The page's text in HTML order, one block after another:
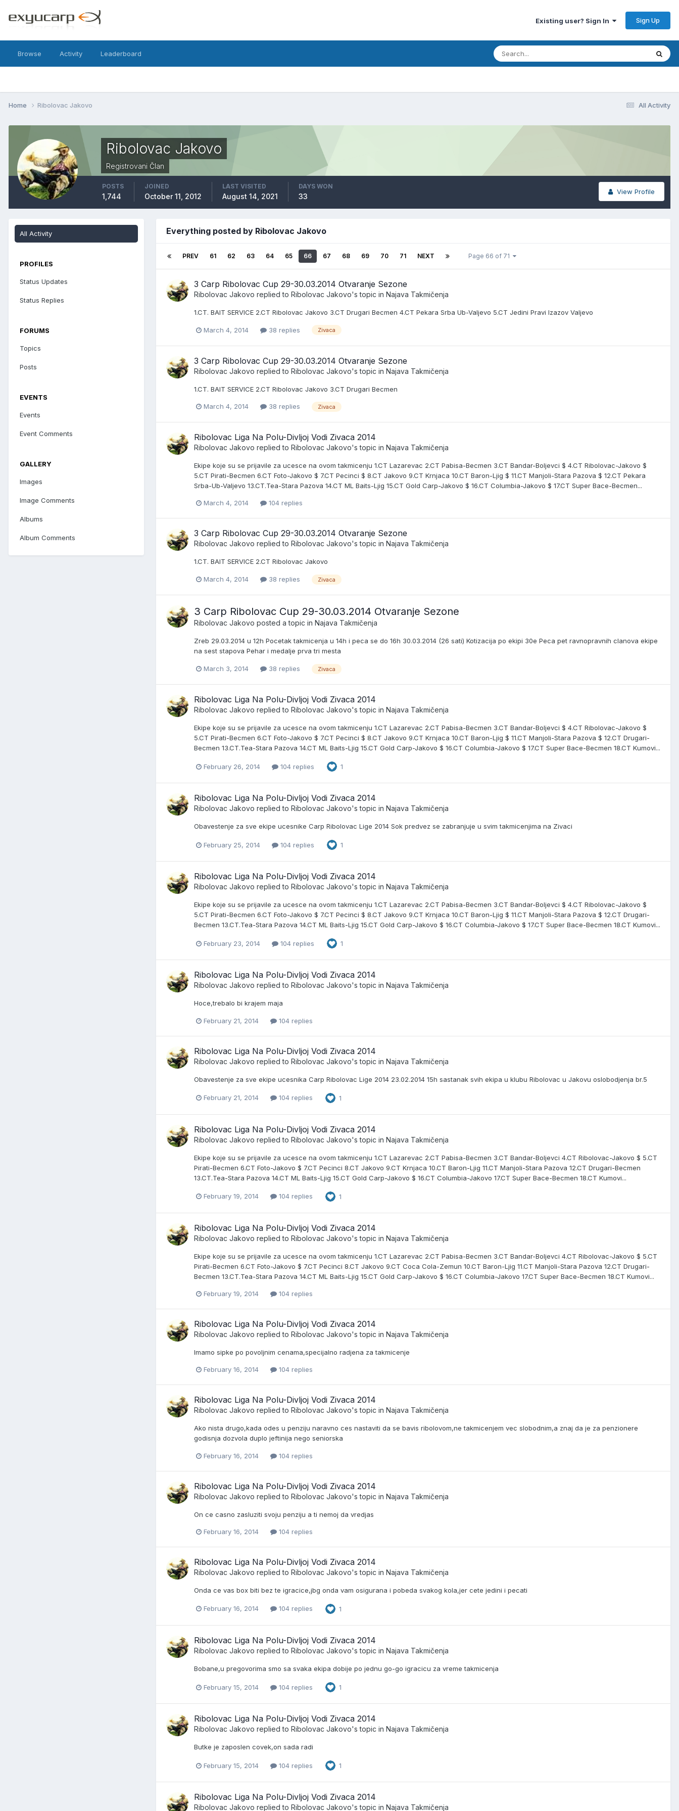
Existing user? Sign In Sign Up
Browse Activity Leaderboard
All Activity
Home Ribolovac Jakovo
Ribolovac Jakovo
Registrovani Član
View Profile
POSTS
1,744
JOINED
October 11, 2012
LAST VISITED
August 14, 2021
DAYS WON
33
All Activity
PROFILES
Status Updates
Status Replies
FORUMS
Topics
Posts
EVENTS
Events
Event Comments
GALLERY
Images
Image Comments
Albums
Album Comments
Everything posted by Ribolovac Jakovo
PREV 61 62 63 64 65 66 67 68 69 70 71 NEXT Page 66 of 71
3 Carp Ribolovac Cup 29-30.03.2014 Otvaranje Sezone
Ribolovac Jakovo replied to Ribolovac Jakovo's topic in Najava Takmičenja
1.CT. BAIT SERVICE 2.CT Ribolovac Jakovo 3.CT Drugari Becmen 4.CT Pekara Srba Ub-Valjevo 5.CT Jedini Pravi Izazov Valjevo
March 4, 2014 38 replies Zivaca
3 Carp Ribolovac Cup 29-30.03.2014 Otvaranje Sezone
Ribolovac Jakovo replied to Ribolovac Jakovo's topic in Najava Takmičenja
1.CT. BAIT SERVICE 2.CT Ribolovac Jakovo 3.CT Drugari Becmen
March 4, 2014 38 replies Zivaca
Ribolovac Liga Na Polu-Divljoj Vodi Zivaca 2014
Ribolovac Jakovo replied to Ribolovac Jakovo's topic in Najava Takmičenja
Ekipe koje su se prijavile za ucesce na ovom takmicenju 1.CT Lazarevac 2.CT Pabisa-Becmen 3.CT Bandar-Boljevci $ 4.CT Ribolovac-Jakovo $
5.CT Pirati-Becmen 6.CT Foto-Jakovo $ 7.CT Pecinci $ 8.CT Jakovo 9.CT Krnjaca 10.CT Baron-Ljig $ 11.CT Manjoli-Stara Pazova $ 12.CT Pekara
Srba-Ub-Valjevo 13.CT.Tea-Stara Pazova 14.CT ML Baits-Ljig 15.CT Gold Carp-Jakovo $ 16.CT Columbia-Jakovo $ 17.CT Super Bace-Becmen...
March 4, 2014 104 replies
3 Carp Ribolovac Cup 29-30.03.2014 Otvaranje Sezone
Ribolovac Jakovo replied to Ribolovac Jakovo's topic in Najava Takmičenja
1.CT. BAIT SERVICE 2.CT Ribolovac Jakovo
March 4, 2014 38 replies Zivaca
3 Carp Ribolovac Cup 29-30.03.2014 Otvaranje Sezone
Ribolovac Jakovo posted a topic in Najava Takmičenja
Zreb 29.03.2014 u 12h Pocetak takmicenja u 14h i peca se do 16h 30.03.2014 (26 sati) Kotizacija po ekipi 30e Peca pet ravnopravnih clanova ekipe
na sest stapova Pehar i medalje prva tri mesta
March 3, 2014 38 replies Zivaca
Ribolovac Liga Na Polu-Divljoj Vodi Zivaca 2014
Ribolovac Jakovo replied to Ribolovac Jakovo's topic in Najava Takmičenja
Ekipe koje su se prijavile za ucesce na ovom takmicenju 1.CT Lazarevac 2.CT Pabisa-Becmen 3.CT Bandar-Boljevci $ 4.CT Ribolovac-Jakovo $
5.CT Pirati-Becmen 6.CT Foto-Jakovo $ 7.CT Pecinci $ 8.CT Jakovo 9.CT Krnjaca 10.CT Baron-Ljig $ 11.CT Manjoli-Stara Pazova $ 12.CT Drugari-
Becmen 13.CT.Tea-Stara Pazova 14.CT ML Baits-Ljig 15.CT Gold Carp-Jakovo $ 16.CT Columbia-Jakovo $ 17.CT Super Bace-Becmen 18.CT Kumovi...
February 26, 2014 104 replies 1
Ribolovac Liga Na Polu-Divljoj Vodi Zivaca 2014
Ribolovac Jakovo replied to Ribolovac Jakovo's topic in Najava Takmičenja
Obavestenje za sve ekipe ucesnike Carp Ribolovac Lige 2014 Sok predvez se zabranjuje u svim takmicenjima na Zivaci
February 25, 2014 104 replies 1
Ribolovac Liga Na Polu-Divljoj Vodi Zivaca 2014
Ribolovac Jakovo replied to Ribolovac Jakovo's topic in Najava Takmičenja
Ekipe koje su se prijavile za ucesce na ovom takmicenju 1.CT Lazarevac 2.CT Pabisa-Becmen 3.CT Bandar-Boljevci $ 4.CT Ribolovac-Jakovo $
5.CT Pirati-Becmen 6.CT Foto-Jakovo $ 7.CT Pecinci $ 8.CT Jakovo 9.CT Krnjaca 10.CT Baron-Ljig $ 11.CT Manjoli-Stara Pazova $ 12.CT Drugari-
Becmen 13.CT.Tea-Stara Pazova 14.CT ML Baits-Ljig 15.CT Gold Carp-Jakovo $ 16.CT Columbia-Jakovo $ 17.CT Super Bace-Becmen 18.CT Kumovi...
February 23, 2014 104 replies 1
Ribolovac Liga Na Polu-Divljoj Vodi Zivaca 2014
Ribolovac Jakovo replied to Ribolovac Jakovo's topic in Najava Takmičenja
Hoce,trebalo bi krajem maja
February 21, 2014 104 replies
Ribolovac Liga Na Polu-Divljoj Vodi Zivaca 2014
Ribolovac Jakovo replied to Ribolovac Jakovo's topic in Najava Takmičenja
Obavestenje za sve ekipe ucesnika Carp Ribolovac Lige 2014 23.02.2014 15h sastanak svih ekipa u klubu Ribolovac u Jakovu oslobodjenja br.5
February 21, 2014 104 replies 1
Ribolovac Liga Na Polu-Divljoj Vodi Zivaca 2014
Ribolovac Jakovo replied to Ribolovac Jakovo's topic in Najava Takmičenja
Ekipe koje su se prijavile za ucesce na ovom takmicenju 1.CT Lazarevac 2.CT Pabisa-Becmen 3.CT Bandar-Boljevci 4.CT Ribolovac-Jakovo $ 5.CT
Pirati-Becmen 6.CT Foto-Jakovo $ 7.CT Pecinci 8.CT Jakovo 9.CT Krnjaca 10.CT Baron-Ljig 11.CT Manjoli-Stara Pazova 12.CT Drugari-Becmen
13.CT.Tea-Stara Pazova 14.CT ML Baits-Ljig 15.CT Gold Carp-Jakovo $ 16.CT Columbia-Jakovo 17.CT Super Bace-Becmen 18.CT Kumovi...
February 19, 2014 104 replies 1
Ribolovac Liga Na Polu-Divljoj Vodi Zivaca 2014
Ribolovac Jakovo replied to Ribolovac Jakovo's topic in Najava Takmičenja
Ekipe koje su se prijavile za ucesce na ovom takmicenju 1.CT Lazarevac 2.CT Pabisa-Becmen 3.CT Bandar-Boljevci 4.CT Ribolovac-Jakovo $ 5.CT
Pirati-Becmen 6.CT Foto-Jakovo $ 7.CT Pecinci 8.CT Jakovo 9.CT Coca Cola-Zemun 10.CT Baron-Ljig 11.CT Manjoli-Stara Pazova 12.CT Drugari-
Becmen 13.CT.Tea-Stara Pazova 14.CT ML Baits-Ljig 15.CT Gold Carp-Jakovo $ 16.CT Columbia-Jakovo 17.CT Super Bace-Becmen 18.CT Kumovi...
February 19, 2014 104 replies
Ribolovac Liga Na Polu-Divljoj Vodi Zivaca 2014
Ribolovac Jakovo replied to Ribolovac Jakovo's topic in Najava Takmičenja
Imamo sipke po povoljnim cenama,specijalno radjena za takmicenje
February 16, 2014 104 replies
Ribolovac Liga Na Polu-Divljoj Vodi Zivaca 2014
Ribolovac Jakovo replied to Ribolovac Jakovo's topic in Najava Takmičenja
Ako nista drugo,kada odes u penziju naravno ces nastaviti da se bavis ribolovom,ne takmicenjem vec slobodnim,a znaj da je za penzionere
godisnja dozvola duplo jeftinija nego seniorska
February 16, 2014 104 replies
Ribolovac Liga Na Polu-Divljoj Vodi Zivaca 2014
Ribolovac Jakovo replied to Ribolovac Jakovo's topic in Najava Takmičenja
On ce casno zasluziti svoju penziju a ti nemoj da vredjas
February 16, 2014 104 replies
Ribolovac Liga Na Polu-Divljoj Vodi Zivaca 2014
Ribolovac Jakovo replied to Ribolovac Jakovo's topic in Najava Takmičenja
Onda ce vas box biti bez te igracice,jbg onda vam osigurana i pobeda svakog kola,jer cete jedini i pecati
February 16, 2014 104 replies 1
Ribolovac Liga Na Polu-Divljoj Vodi Zivaca 2014
Ribolovac Jakovo replied to Ribolovac Jakovo's topic in Najava Takmičenja
Bobane,u pregovorima smo sa svaka ekipa dobije po jednu go-go igracicu za vreme takmicenja
February 15, 2014 104 replies 1
Ribolovac Liga Na Polu-Divljoj Vodi Zivaca 2014
Ribolovac Jakovo replied to Ribolovac Jakovo's topic in Najava Takmičenja
Butke je zaposlen covek,on sada radi
February 15, 2014 104 replies 1
Ribolovac Liga Na Polu-Divljoj Vodi Zivaca 2014
Ribolovac Jakovo replied to Ribolovac Jakovo's topic in Najava Takmičenja